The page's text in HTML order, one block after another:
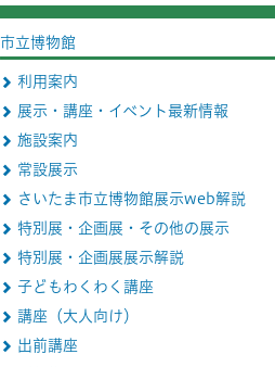
市立博物館
利用案内
展示・講座・イベント最新情報
施設案内
常設展示
さいたま市立博物館展示web解説
特別展・企画展・その他の展示
特別展・企画展展示解説
子どもわくわく講座
講座（大人向け）
出前講座